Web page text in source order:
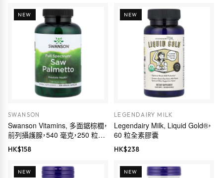
NEW
SWANSON
Swanson Vitamins, 多面鋸棕櫚，
前列攝護腺，540 毫克，250 粒膠
HK$158
NEW
LEGENDAIRY MILK
Legendairy Milk, Liquid Gold®，
60 粒全素膠囊
HK$238
NEW NEW